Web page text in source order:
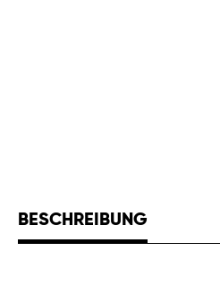
BESCHREIBUNG